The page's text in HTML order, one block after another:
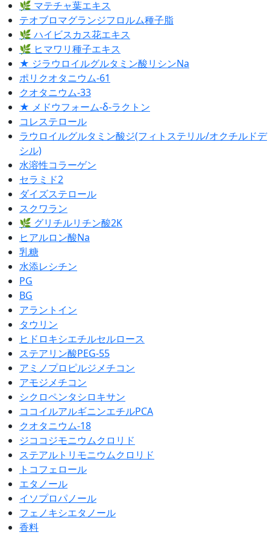
🌿 マテチャ葉エキス
テオブロマグランジフロルム種子脂
🌿 ハイビスカス花エキス
🌿 ヒマワリ種子エキス
★ ジラウロイルグルタミン酸リシンNa
ポリクオタニウム-61
クオタニウム-33
★ メドウフォーム-δ-ラクトン
コレステロール
ラウロイルグルタミン酸ジ(フィトステリル/オクチルドデ
シル)
水溶性コラーゲン
セラミド2
ダイズステロール
スクワラン
🌿 グリチルリチン酸2K
ヒアルロン酸Na
乳糖
水添レシチン
PG
BG
アラントイン
タウリン
ヒドロキシエチルセルロース
ステアリン酸PEG-55
アミノプロピルジメチコン
アモジメチコン
シクロペンタシロキサン
ココイルアルギニンエチルPCA
クオタニウム-18
ジココジモニウムクロリド
ステアルトリモニウムクロリド
トコフェロール
エタノール
イソプロパノール
フェノキシエタノール
香料